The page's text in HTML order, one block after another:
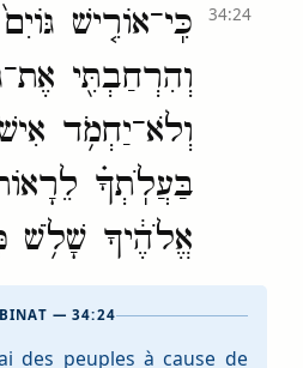
כִּֽי־אוֹרִ֤ישׁ
וְהִרְחַבְתִּ֖י
וְלֹא־יַחְמֹ֥ד
בַּעֲלֹֽתְךָ֗
אֱלֹהֶ֔יךָ שָׁלֹ֥שׁ
34:24
— 34:24
des peuples à cause de